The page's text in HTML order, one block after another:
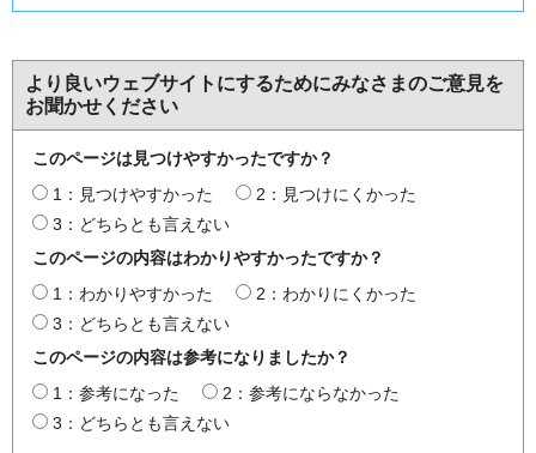
より良いウェブサイトにするためにみなさまのご意見を
お聞かせください
このページは見つけやすかったですか？
1：見つけやすかった
2：見つけにくかった
3：どちらとも言えない
このページの内容はわかりやすかったですか？
1：わかりやすかった
2：わかりにくかった
3：どちらとも言えない
このページの内容は参考になりましたか？
1：参考になった
2：参考にならなかった
3：どちらとも言えない